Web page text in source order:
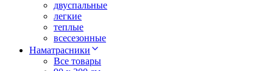
двуспальные
легкие
теплые
всесезонные
Наматрасники
Все товары